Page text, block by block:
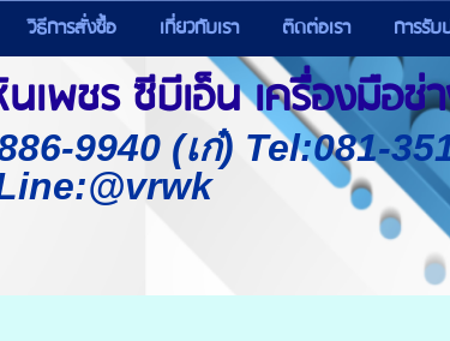
วิธีการสั่งซื้อ เกี่ยวกับเรา ติดต่อเรา การรั
เพชร ซีบีเอ็น เครื่องมือช่
9940 (เก๋) Tel:081-